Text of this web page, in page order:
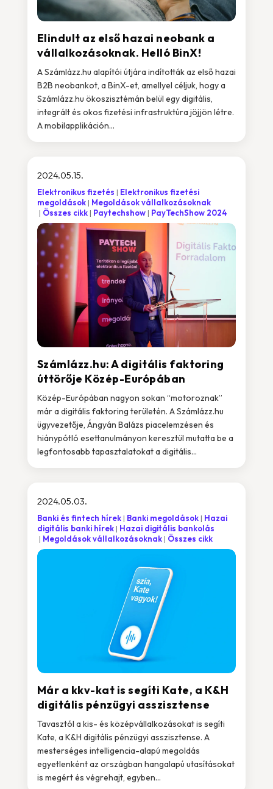
Elindult az első hazai neobank a
vállalkozásoknak. Helló BinX!
A Számlázz.hu alapítói útjára indították az első hazai
B2B neobankot, a BinX-et, amellyel céljuk, hogy a
Számlázz.hu ökoszisztémán belül egy digitális,
integrált és okos fizetési infrastruktúra jöjjön létre.
A mobilapplikáción...
Számlázz.hu: A digitális faktoring
úttörője Közép-Európában
2024.05.15.
Elektronikus fizetés
Elektronikus fizetési
megoldások
Megoldások vállalkozásoknak
Összes cikk
Paytechshow PayTechShow 2024
Közép-Európában nagyon sokan “motoroznak”
már a digitális faktoring területén. A Számlázz.hu
ügyvezetője, Ángyán Balázs piacelemzésen és
hiánypótló esettanulmányon keresztül mutatta be a
legfontosabb tapasztalatokat a digitális...
Már a kkv-kat is segíti Kate, a K&H
digitális pénzügyi asszisztense
2024.05.03.
Banki és fintech hírek Banki megoldások
Hazai
digitális banki hírek
Hazai digitális bankolás
Megoldások vállalkozásoknak
Összes cikk
Tavasztól a kis- és középvállalkozásokat is segíti
Kate, a K&H digitális pénzügyi asszisztense. A
mesterséges intelligencia-alapú megoldás
egyetlenként az országban hangalapú utasításokat
is megért és végrehajt, egyben...